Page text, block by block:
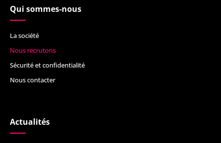
Qui sommes-nous
La société
Nous recrutons
Sécurité et confidentialité
Nous contacter
Actualités